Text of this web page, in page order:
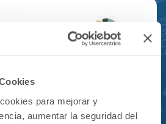
para mejorar y
aumentar la seguridad del